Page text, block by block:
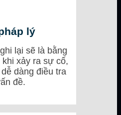
lý
lại sẽ là bằng
xảy ra sự cố,
dàng điều tra
đề.